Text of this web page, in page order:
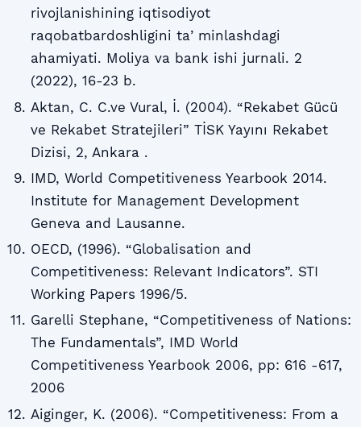
rivojlanishining iqtisodiyot
raqobatbardoshligini taʼminlashdagi
ahamiyati. Moliya va bank ishi jurnali. 2
(2022), 16-23 b.
Aktan, C. C.ve Vural, İ. (2004). “Rekabet Gücü
ve Rekabet Stratejileri” TİSK Yayını Rekabet
Dizisi, 2, Ankara .
IMD, World Competitiveness Yearbook 2014.
Institute for Management Development
Geneva and Lausanne.
OECD, (1996). “Globalisation and
Competitiveness: Relevant Indicators”. STI
Working Papers 1996/5.
Garelli Stephane, “Competitiveness of Nations:
The Fundamentals”, IMD World
Competitiveness Yearbook 2006, pp: 616 -617,
2006
Aiginger, K. (2006). “Competitiveness: From a